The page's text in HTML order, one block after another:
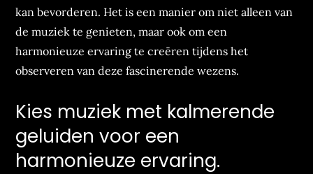
kan bevorderen. Het is een manier om niet alleen van
de muziek te genieten, maar ook om een
harmonieuze ervaring te creëren tijdens het
observeren van deze fascinerende wezens.
Kies muziek met kalmerende
geluiden voor een
harmonieuze ervaring.